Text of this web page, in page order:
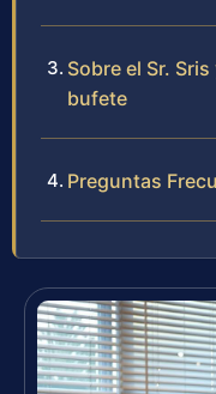
Sobre el Sr.
bufete
Preguntas